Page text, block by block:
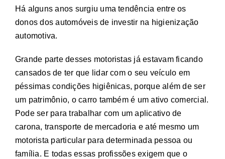
Há alguns anos surgiu uma tendência entre os
donos dos automóveis de investir na higienização
automotiva.
Grande parte desses motoristas já estavam ficando
cansados de ter que lidar com o seu veículo em
péssimas condições higiênicas, porque além de ser
um patrimônio, o carro também é um ativo comercial.
Pode ser para trabalhar com um aplicativo de
carona, transporte de mercadoria e até mesmo um
motorista particular para determinada pessoa ou
família. E todas essas profissões exigem que o